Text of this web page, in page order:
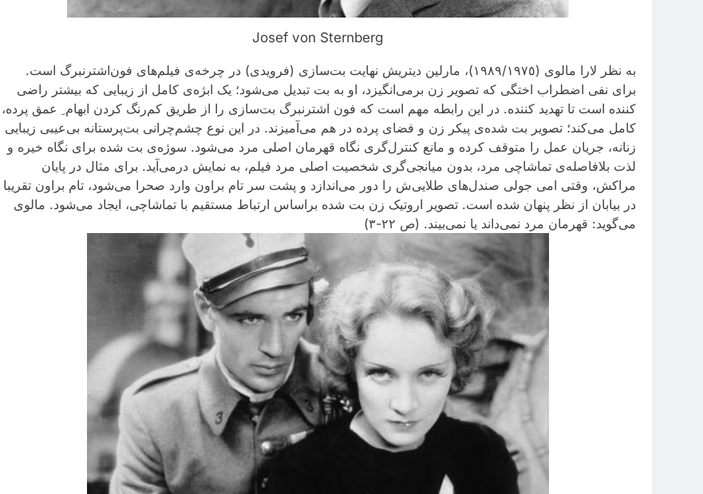
Josef von Sternberg
به نظر لارا مالوی (١٩٨٩/١٩٧٥)، مارلین دیتریش نهایت بت‌سازی (فرویدی) در چرخه‌ی فیلم‌های فون‌اشترنبرگ است.
برای نفی اضطراب اختگی‌ که تصویر زن برمی‌انگیزد، او به بت تبدیل می‌شود؛ یک ابژه‌ی کامل از زیبایی که بیشتر راضی‌
کننده است تا تهدید کننده. در این رابطه مهم است که فون اشترنبرگ بت‌سازی را از طریق کم‌‌رنگ کردن ابهام ِ عمق پرده،
کامل می‌کند؛ تصویر بت شده‌ی پیکر زن و فضای پرده در هم‌ می‌آمیزند. در این نوع چشم‌چرانی بت‌پرستانه بی‌عیبی زیبایی
زنانه، جریان عمل را متوقف کرده و مانع کنترل‌گری نگاه قهرمان اصلی مرد می‌شود. سوژه‌ی بت شده برای نگاه خیره و
لذت بلافاصله‌ی تماشاچی مرد، بدون میانجی‌گری شخصیت اصلی مرد فیلم، به نمایش درمی‌آید. برای مثال در پایان
مراکش، وقتی امی جولی صندل‌های طلایی‌ش را دور می‌اندازد و پشت سر تام براون وارد صحرا می‌شود، تام براون تقریبا
در بیابان از نظر پنهان شده است. تصویر اروتیک زن بت شده براساس ارتباط مستقیم با تماشاچی، ایجاد می‌شود. مالوی
می‌گوید: قهرمان مرد نمی‌داند یا نمی‌بیند. (ص ٢٢-٣)